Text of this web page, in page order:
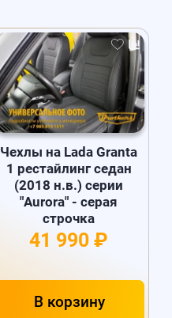
Чехлы на Lada Granta
1 рестайлинг седан
(2018 н.в.) серии
"Aurora" - серая
строчка
41 990 ₽
В корзину